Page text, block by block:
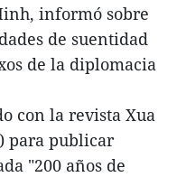
informó sobre
de suentidad
de la diplomacia
con la revista Xua
para publicar
"200 años de